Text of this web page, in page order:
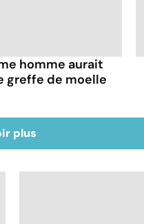
homme aurait
greffe de moelle
plus